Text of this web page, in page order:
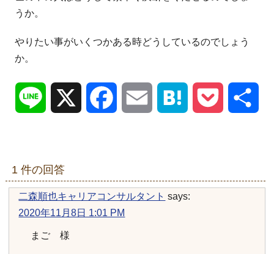
うか。
やりたい事がいくつかある時どうしているのでしょう
か。
Line Facebook Email Hatena Pocket
1 件の回答
二森順也キャリアコンサルタント says:
2020年11月8日 1:01 PM
まご 様